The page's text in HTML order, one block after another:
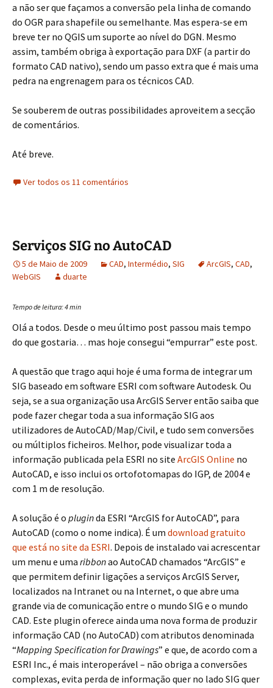
a não ser que façamos a conversão pela linha de comando
do OGR para shapefile ou semelhante. Mas espera-se em
breve ter no QGIS um suporte ao nível do DGN. Mesmo
assim, também obriga à exportação para DXF (a partir do
formato CAD nativo), sendo um passo extra que é mais uma
pedra na engrenagem para os técnicos CAD.
Se souberem de outras possibilidades aproveitem a secção
de comentários.
Até breve.
Ver todos os 11 comentários
Serviços SIG no AutoCAD
5 de Maio de 2009 CAD, Intermédio, SIG ArcGIS, CAD,
WebGIS
duarte
Tempo de leitura:4min
Olá a todos. Desde o meu último post passou mais tempo
do que gostaria… mas hoje consegui “empurrar” este post.
A questão que trago aqui hoje é uma forma de integrar um
SIG baseado em software ESRI com software Autodesk. Ou
seja, se a sua organização usa ArcGIS Server então saiba que
pode fazer chegar toda a sua informação SIG aos
utilizadores de AutoCAD/Map/Civil, e tudo sem conversões
ou múltiplos ficheiros. Melhor, pode visualizar toda a
informação publicada pela ESRI no site ArcGIS Online no
AutoCAD, e isso inclui os ortofotomapas do IGP, de 2004 e
com 1 m de resolução.
A solução é o pluginda ESRI “ArcGIS for AutoCAD”, para
AutoCAD (como o nome indica). É um download gratuito
que está no site da ESRI. Depois de instalado vai acrescentar
um menu e uma ribbonao AutoCAD chamados “ArcGIS” e
que permitem definir ligações a serviços ArcGIS Server,
localizados na Intranet ou na Internet, o que abre uma
grande via de comunicação entre o mundo SIG e o mundo
CAD. Este plugin oferece ainda uma nova forma de produzir
informação CAD (no AutoCAD) com atributos denominada
“Mapping Specification for Drawings” e que, de acordo com a
ESRI Inc., é mais interoperável – não obriga a conversões
complexas, evita perda de informação quer no lado SIG quer